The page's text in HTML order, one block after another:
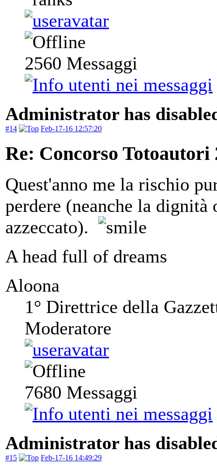
2560 Messaggi
Administrator has
#14 Feb-17-16 12:57:20
Re: Concorso Totoautori
Quest'anno me la rischio
perdere (neanche la
azzeccato).
A head full of dreams
Aloona
1° Direttrice della
Moderatore
7680 Messaggi
Administrator has
#15 Feb-17-16 14:49:29